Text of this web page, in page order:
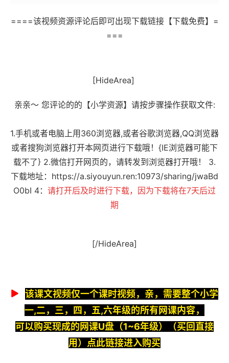
====该视频资源评论后即可出现下载链接【下载免费】=
===
[HideArea]
亲亲～ 您评论的的【小学资源】请按步骤操作获取文件:
1.手机或者电脑上用360浏览器,或者谷歌浏览器,QQ浏览器
或者搜狗浏览器打开本网页进行下载哦！{IE浏览器可能下
载不了} 2.微信打开网页的，请转发到浏览器打开哦！ 3.
下载地址： https://a.siyouyun.ren:10973/sharing/jwaBd
O0bI 4： 请打开后及时进行下载，因为下载将在7天后过
期
[/HideArea]
该课文视频仅一个课时视频，亲，需要整个小学
一,二，三，四，五,六年级的所有网课内容，
可以购买现成的网课U盘（1~6年级）（买回直接
用）点此链接进入购买